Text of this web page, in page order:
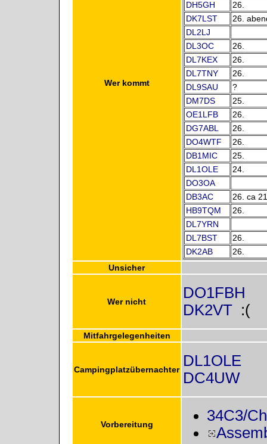
Wer kommt
DH5GH
26.
DK7LST
26.
DL2LJ
DL3OC
26.
DL7KEX
26.
DL7TNY
26.
DL9SAU
?
DM7DS
25.
OE1LFB
26.
DG7ABL
26.
DO4WTF
26.
DB1MIC
25.
DL1OLE
24.
DO3OA
DB3AC
26. ca
HB9TQM
26.
DL7YRN
DL7BST
26.
DK2AB
26.
Unsicher
Wer nicht
DO1FBH
DK2VT :(
Mitfahrgelegenheiten
Campingplatzübernachter
DL1OLE
DC4UW
Vorbereitung
34C3/